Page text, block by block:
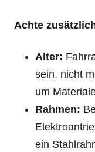
Achte
Alter:
sein, nicht
um
Rahmen:
ein